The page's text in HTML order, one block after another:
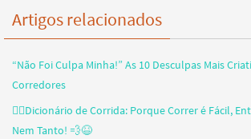
Artigos relacionados
“Não Foi Culpa Minha!” As 10 Desculpas Mais
Corredores
🏃‍♂️Dicionário de Corrida: Porque Correr é Fácil,
Nem Tanto! 💨😆